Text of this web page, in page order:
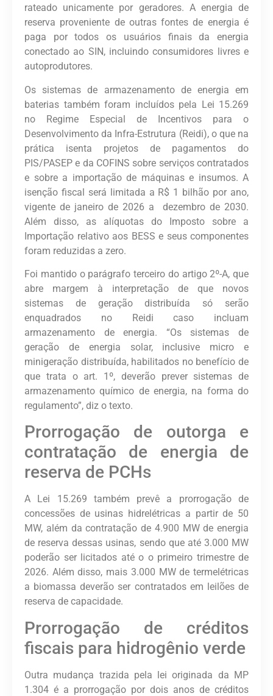
rateado unicamente por geradores. A energia de
reserva proveniente de outras fontes de energia é
paga por todos os usuários finais da energia
conectado ao SIN, incluindo consumidores livres e
autoprodutores.
Os sistemas de armazenamento de energia em
baterias também foram incluídos pela Lei 15.269
no Regime Especial de Incentivos para o
Desenvolvimento da Infra-Estrutura (Reidi), o que na
prática isenta projetos de pagamentos do
PIS/PASEP e da COFINS sobre serviços contratados
e sobre a importação de máquinas e insumos. A
isenção fiscal será limitada a R$ 1 bilhão por ano,
vigente de janeiro de 2026 a dezembro de 2030.
Além disso, as alíquotas do Imposto sobre a
Importação relativo aos BESS e seus componentes
foram reduzidas a zero.
Foi mantido o parágrafo terceiro do artigo 2º-A, que
abre margem à interpretação de que novos
sistemas de geração distribuída só serão
enquadrados no Reidi caso incluam
armazenamento de energia. “Os sistemas de
geração de energia solar, inclusive micro e
minigeração distribuída, habilitados no benefício de
que trata o art. 1º, deverão prever sistemas de
armazenamento químico de energia, na forma do
regulamento”, diz o texto.
Prorrogação de outorga e
contratação de energia de
reserva de PCHs
A Lei 15.269 também prevê a prorrogação de
concessões de usinas hidrelétricas a partir de 50
MW, além da contratação de 4.900 MW de energia
de reserva dessas usinas, sendo que até 3.000 MW
poderão ser licitados até o o primeiro trimestre de
2026. Além disso, mais 3.000 MW de termelétricas
a biomassa deverão ser contratados em leilões de
reserva de capacidade.
Prorrogação de créditos
fiscais para hidrogênio verde
Outra mudança trazida pela lei originada da MP
1.304 é a prorrogação por dois anos de créditos